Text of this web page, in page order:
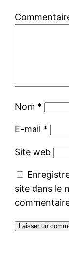
Nom *
E-mail *
Site web
site dans le